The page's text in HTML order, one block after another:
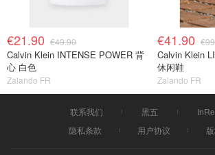
€21.90 €49.90
Calvin Klein INTENSE POWER 背
心 白色
Zalando FR
€41.90
Calvin Klein
休闲鞋
Zalando FR
联系我们 黑五
隐私条款
用户协议